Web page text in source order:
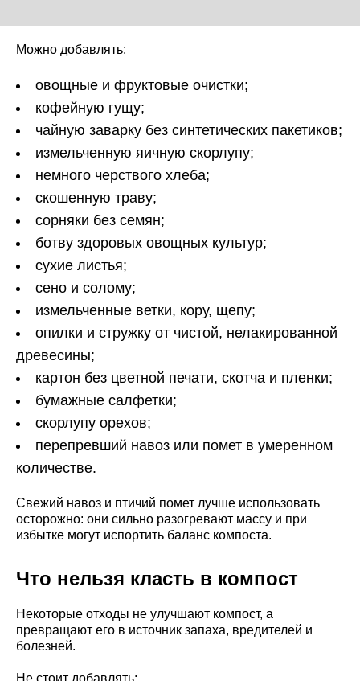
Можно добавлять:
овощные и фруктовые очистки;
кофейную гущу;
чайную заварку без синтетических пакетиков;
измельченную яичную скорлупу;
немного черствого хлеба;
скошенную траву;
сорняки без семян;
ботву здоровых овощных культур;
сухие листья;
сено и солому;
измельченные ветки, кору, щепу;
опилки и стружку от чистой, нелакированной
древесины;
картон без цветной печати, скотча и пленки;
бумажные салфетки;
скорлупу орехов;
перепревший навоз или помет в умеренном
количестве.
Свежий навоз и птичий помет лучше использовать
осторожно: они сильно разогревают массу и при
избытке могут испортить баланс компоста.
Что нельзя класть в компост
Некоторые отходы не улучшают компост, а
превращают его в источник запаха, вредителей и
болезней.
Не стоит добавлять: